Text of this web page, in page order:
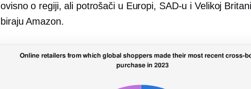
ovisno o regiji, ali potrošači u Europi, SAD-u i Velikoj
biraju Amazon.